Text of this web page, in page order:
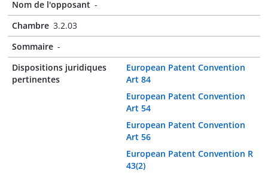
Nom de l'opposant -
Chambre 3.2.03
Sommaire -
Dispositions juridiques
pertinentes
European Patent Convention
Art 84
European Patent Convention
Art 54
European Patent Convention
Art 56
European Patent Convention R
43(2)